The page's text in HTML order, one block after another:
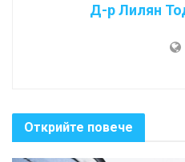
Д-р Лилян
Открийте повече